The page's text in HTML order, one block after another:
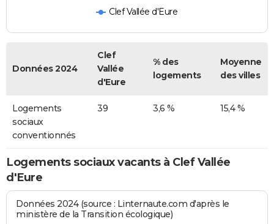
Clef Vallée d'Eure
Données 2024
Clef
Vallée
d'Eure
% des
logements
Moyenne
des villes
Logements
sociaux
conventionnés
39 3,6 % 15,4 %
Logements sociaux vacants à Clef Vallée
d'Eure
Données 2024 (source : Linternaute.com d'après le
ministère de la Transition écologique)